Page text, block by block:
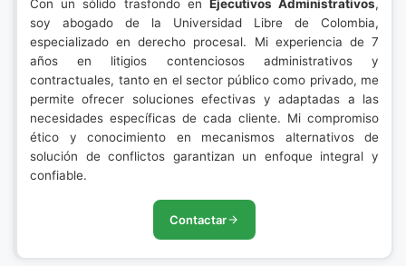
Con un sólido trasfondo en Ejecutivos Administrativos,
soy abogado de la Universidad Libre de Colombia,
especializado en derecho procesal. Mi experiencia de 7
años en litigios contenciosos administrativos y
contractuales, tanto en el sector público como privado, me
permite ofrecer soluciones efectivas y adaptadas a las
necesidades específicas de cada cliente. Mi compromiso
ético y conocimiento en mecanismos alternativos de
solución de conflictos garantizan un enfoque integral y
confiable.
Contactar